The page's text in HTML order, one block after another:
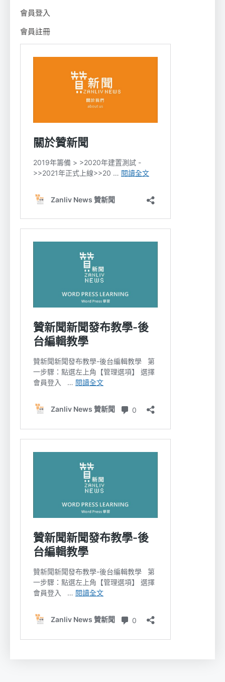
會員登入
會員註冊